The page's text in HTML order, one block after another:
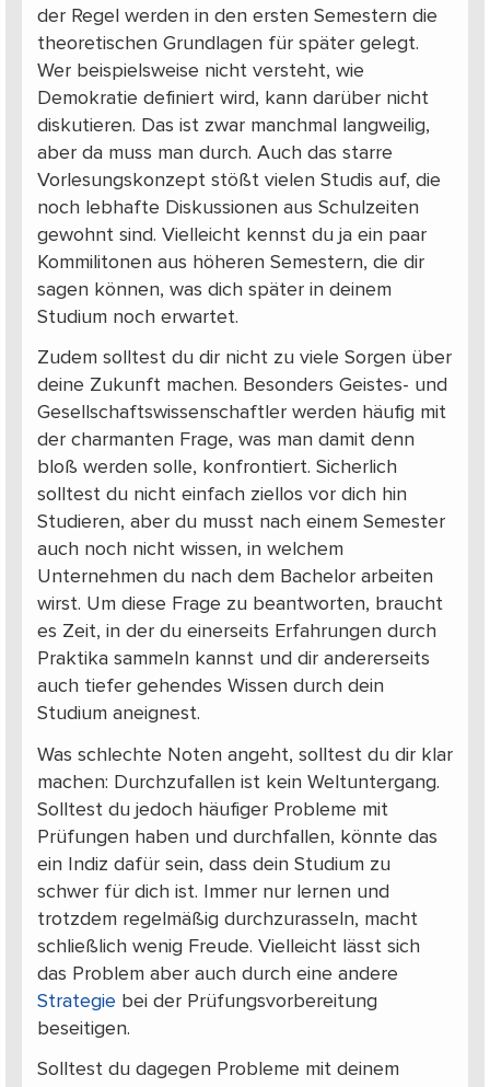
der Regel werden in den ersten Semestern die
theoretischen Grundlagen für später gelegt.
Wer beispielsweise nicht versteht, wie
Demokratie definiert wird, kann darüber nicht
diskutieren. Das ist zwar manchmal langweilig,
aber da muss man durch. Auch das starre
Vorlesungskonzept stößt vielen Studis auf, die
noch lebhafte Diskussionen aus Schulzeiten
gewohnt sind. Vielleicht kennst du ja ein paar
Kommilitonen aus höheren Semestern, die dir
sagen können, was dich später in deinem
Studium noch erwartet.
Zudem solltest du dir nicht zu viele Sorgen über
deine Zukunft machen. Besonders Geistes- und
Gesellschaftswissenschaftler werden häufig mit
der charmanten Frage, was man damit denn
bloß werden solle, konfrontiert. Sicherlich
solltest du nicht einfach ziellos vor dich hin
Studieren, aber du musst nach einem Semester
auch noch nicht wissen, in welchem
Unternehmen du nach dem Bachelor arbeiten
wirst. Um diese Frage zu beantworten, braucht
es Zeit, in der du einerseits Erfahrungen durch
Praktika sammeln kannst und dir andererseits
auch tiefer gehendes Wissen durch dein
Studium aneignest.
Was schlechte Noten angeht, solltest du dir klar
machen: Durchzufallen ist kein Weltuntergang.
Solltest du jedoch häufiger Probleme mit
Prüfungen haben und durchfallen, könnte das
ein Indiz dafür sein, dass dein Studium zu
schwer für dich ist. Immer nur lernen und
trotzdem regelmäßig durchzurasseln, macht
schließlich wenig Freude. Vielleicht lässt sich
das Problem aber auch durch eine andere
Strategie bei der Prüfungsvorbereitung
beseitigen.
Solltest du dagegen Probleme mit deinem